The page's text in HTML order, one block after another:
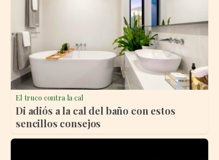
El truco contra la cal
Di adiós a la cal del baño con estos
sencillos consejos